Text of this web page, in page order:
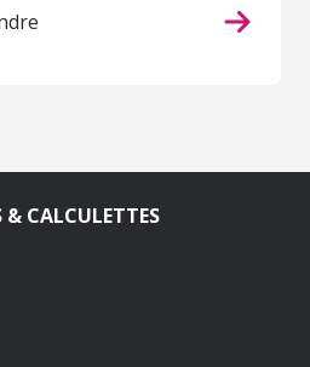
& CALCULETTES